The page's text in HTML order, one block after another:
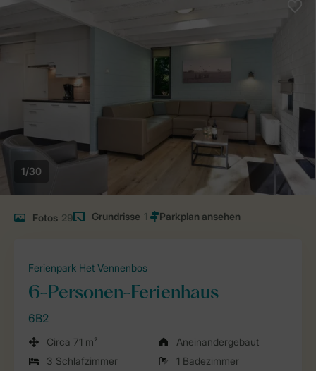
1/30
Fotos 29 Grundrisse 1
Ferienpark Het Vennenbos
6-Personen-Ferienhaus
6B2
Circa 71 m²
Aneinandergebaut
3 Schlafzimmer
1 Badezimmer